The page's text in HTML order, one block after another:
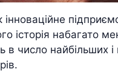
історія набагато
в число найбільших